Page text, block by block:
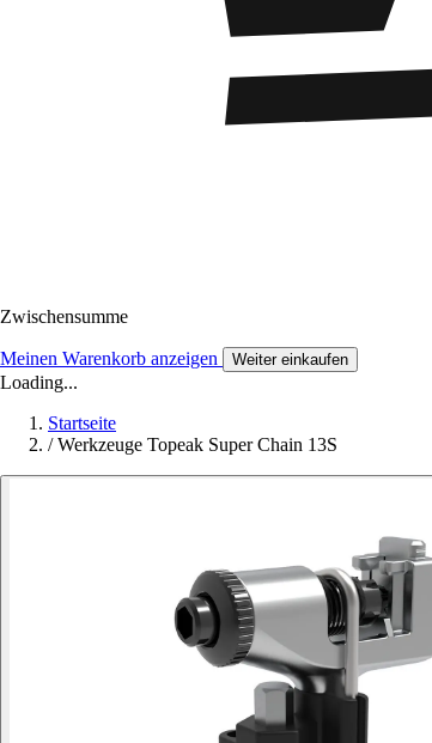
Zwischensumme
Meinen Warenkorb anzeigen Weiter einkaufen
Loading...
Startseite
/ Werkzeuge Topeak Super Chain 13S